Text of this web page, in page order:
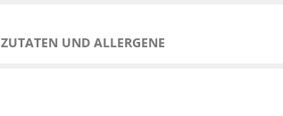
ZUTATEN UND ALLERGENE